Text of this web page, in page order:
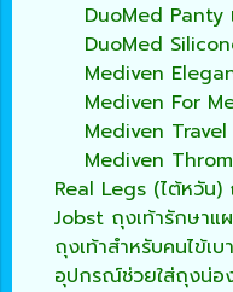
DuoMed Panty
DuoMed
Mediven
Mediven For
Mediven Travel
Mediven
Real Legs (ไต้หวัน)
Jobst ถุงเท้ารักษาแ
ถุงเท้าสำหรับคนไข้เบ
อุปกรณ์ช่วยใส่ถุงน่อ